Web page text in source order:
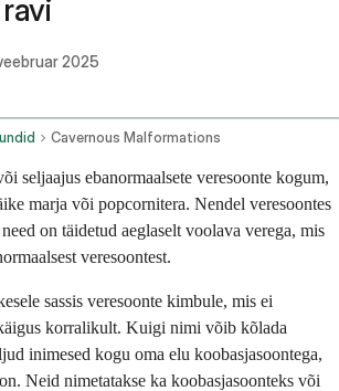
2025
Cavernous Malformations
seljaajus ebanormaalsete veresoonte kogum,
marja või popcornitera. Nendel veresoontes
on täidetud aeglaselt voolava verega, mis
veresoontest.
sassis veresoonte kimbule, mis ei
korralikult. Kuigi nimi võib kõlada
inimesed kogu oma elu koobasjasoontega,
Neid nimetatakse ka koobasjasoonteks või